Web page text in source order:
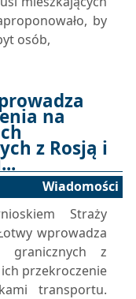
by
osób,
na
z Rosją i
Wiadomości
Straży
wprowadza
granicznych z
przekroczenie
transportu.